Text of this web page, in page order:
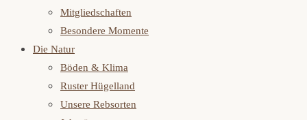
Mitgliedschaften
Besondere Momente
Die Natur
Böden & Klima
Ruster Hügelland
Unsere Rebsorten